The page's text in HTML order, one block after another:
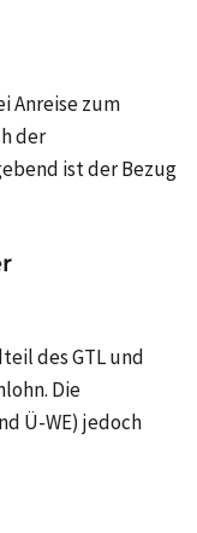
Anreise zum
der
ist der Bezug
des GTL und
Die
Ü-WE) jedoch